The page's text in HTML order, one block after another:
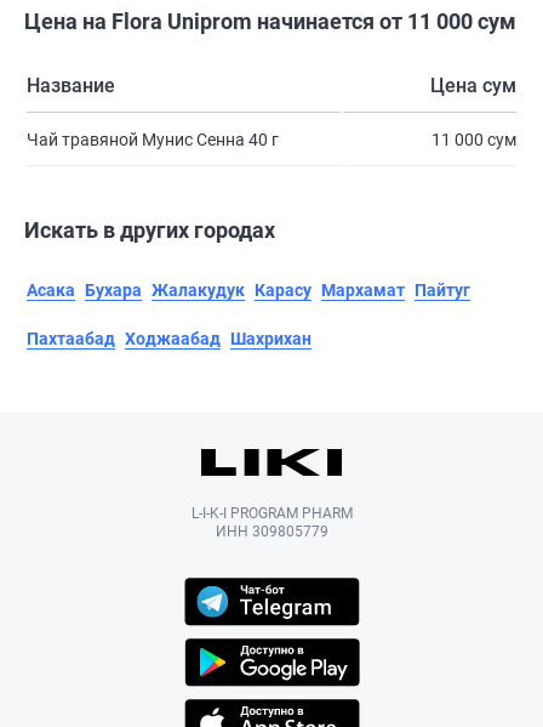
Цена на Flora Uniprom начинается от 11 000 сум
Название Цена сум
Чай травяной Мунис Сенна 40 г 11 000 сум
Искать в других городах
Асака Бухара Жалакудук Карасу Мархамат Пайтуг
Пахтаабад Ходжаабад Шахрихан
L-I-K-I PROGRAM PHARM
ИНН 309805779